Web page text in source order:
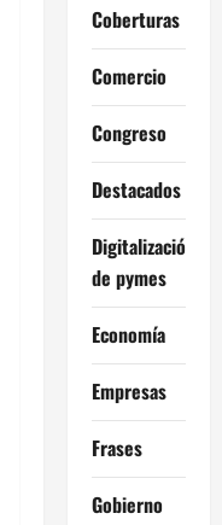
Coberturas
Comercio
Congreso
Destacados
Digitalización
de pymes
Economía
Empresas
Frases
Gobierno